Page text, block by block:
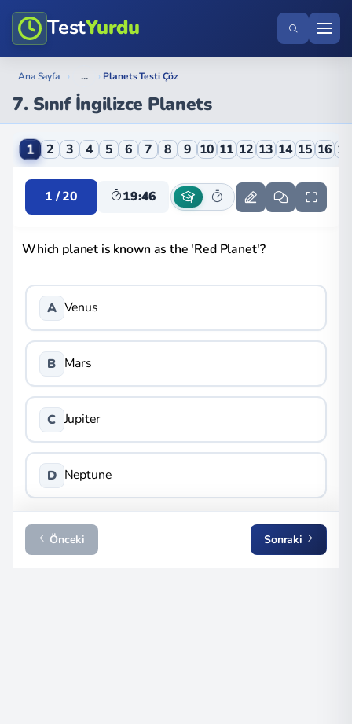
TestYurdu
Ana Sayfa › ... › Planets Testi Çöz
7. Sınıf İngilizce Planets
7. Sınıf İngilizce Planets Online Testi
1 2 3 4 5 6 7 8 9 10 11 12 13 14 15 16 17
1 / 20 19:46
Which planet is known as the 'Red Planet'?
A Venus
B Mars
C Jupiter
D Neptune
Önceki Sonraki